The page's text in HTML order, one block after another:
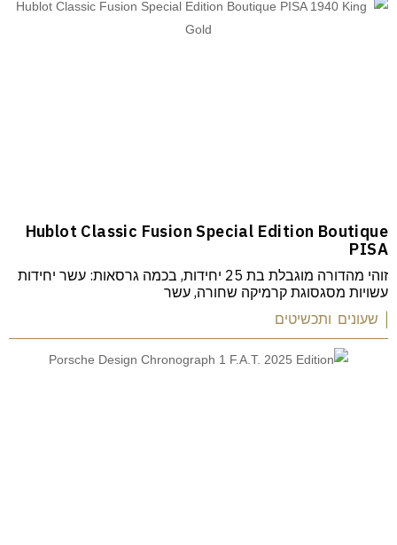
Hublot Classic Fusion Special Edition Boutique
PISA
זוהי מהדורה מוגבלת בת 25 יחידות, בכמה גרסאות: עשר יחידות
עשויות מסגסוגת קרמיקה שחורה, עשר
| שעונים ותכשיטים